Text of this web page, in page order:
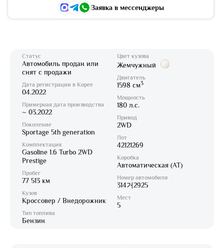
Заявка в мессенджеры
Статус
Автомобиль продан или
снят с продажи
Дата регистрации в Корее
04.2022
Примерная дата производства
~ 03.2022
Поколение
Sportage 5th generation
Комплектация
Gasoline 1.6 Turbo 2WD
Prestige
Пробег
77 513 км
Кузов
Кроссовер / Внедорожник
Тип топлива
Бензин
Цвет кузова
Жемчужный
Двигатель
1598 см3
Мощность
180 л.с.
Привод
2WD
Лот
42121269
Коробка
Автоматическая (AT)
Номер автомобиля
314거2925
Мест
5